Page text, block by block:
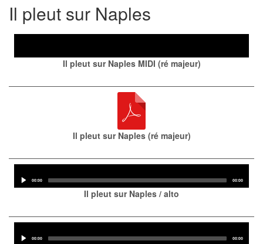
Il pleut sur Naples
Il pleut sur Naples MIDI (ré majeur)
Il pleut sur Naples (ré majeur)
Player
Current
00:00
Total
00:00
Il pleut sur Naples / alto
Player
Current
00:00
Total
00:00